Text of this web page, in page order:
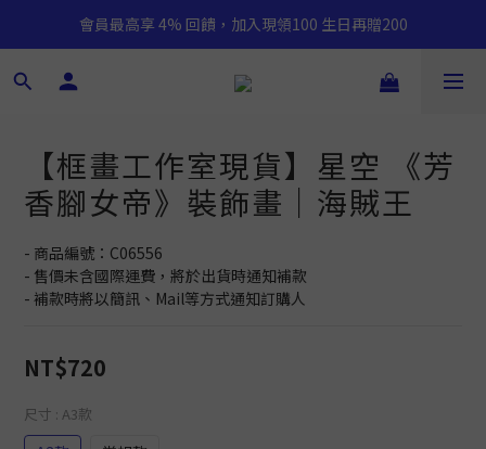
會員最高享 4% 回饋，加入現領100 生日再贈200
【框畫工作室現貨】星空 《芳
香腳女帝》裝飾畫｜海賊王
- 商品編號：C06556
- 售價未含國際運費，將於出貨時通知補款
- 補款時將以簡訊、Mail等方式通知訂購人
NT$720
尺寸 : A3款